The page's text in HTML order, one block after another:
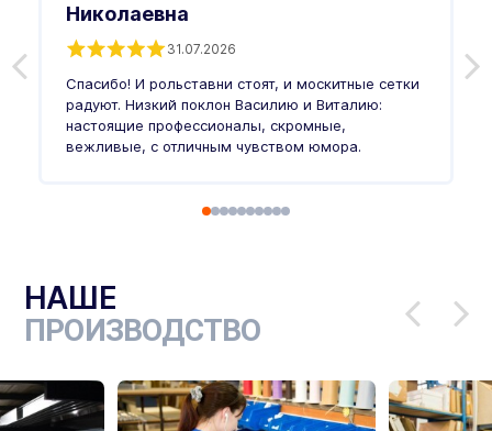
Николаевна
31.07.2026
Спасибо! И рольставни стоят, и москитные сетки
радуют. Низкий поклон Василию и Виталию:
настоящие профессионалы, скромные,
вежливые, с отличным чувством юмора.
НАШЕ
ПРОИЗВОДСТВО